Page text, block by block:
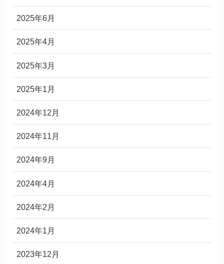
2025年6月
2025年4月
2025年3月
2025年1月
2024年12月
2024年11月
2024年9月
2024年4月
2024年2月
2024年1月
2023年12月